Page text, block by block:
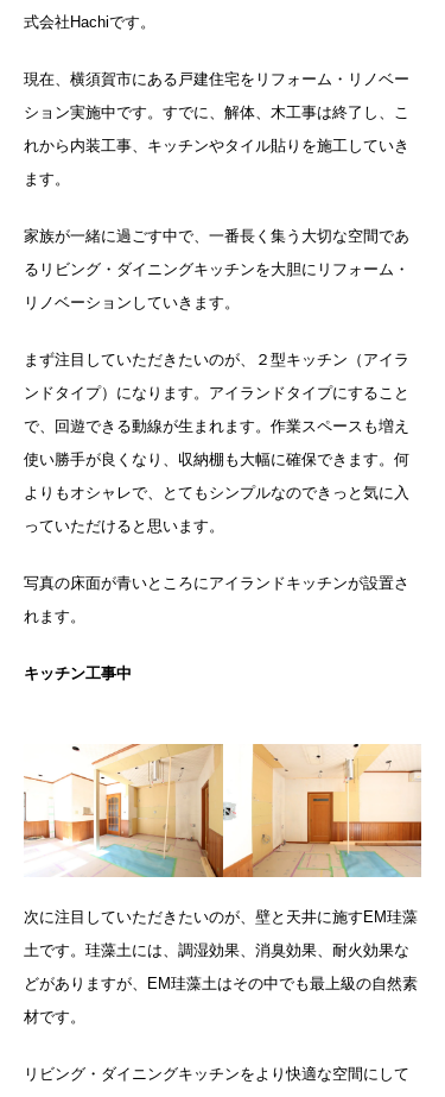
式会社Hachiです。
現在、横須賀市にある戸建住宅をリフォーム・リノベー
ション実施中です。すでに、解体、木工事は終了し、こ
れから内装工事、キッチンやタイル貼りを施工していき
ます。
家族が一緒に過ごす中で、一番長く集う大切な空間であ
るリビング・ダイニングキッチンを大胆にリフォーム・
リノベーションしていきます。
まず注目していただきたいのが、２型キッチン（アイラ
ンドタイプ）になります。アイランドタイプにすること
で、回遊できる動線が生まれます。作業スペースも増え
使い勝手が良くなり、収納棚も大幅に確保できます。何
よりもオシャレで、とてもシンプルなのできっと気に入
っていただけると思います。
写真の床面が青いところにアイランドキッチンが設置さ
れます。
キッチン工事中
次に注目していただきたいのが、壁と天井に施すEM珪藻
土です。珪藻土には、調湿効果、消臭効果、耐火効果な
どがありますが、EM珪藻土はその中でも最上級の自然素
材です。
リビング・ダイニングキッチンをより快適な空間にして